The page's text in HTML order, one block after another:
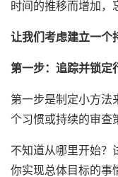
时间的推移而增加，
让我们考虑建立一个
第一步：追踪并锁定
第一步是制定小方法
个习惯或持续的审查
不知道从哪里开始？
你实现总体目标的事